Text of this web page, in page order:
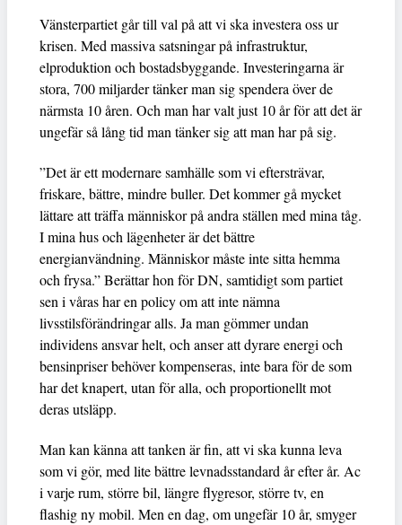
Vänsterpartiet går till val på att vi ska investera oss ur
krisen. Med massiva satsningar på infrastruktur,
elproduktion och bostadsbyggande. Investeringarna är
stora, 700 miljarder tänker man sig spendera över de
närmsta 10 åren. Och man har valt just 10 år för att det är
ungefär så lång tid man tänker sig att man har på sig.
”Det är ett modernare samhälle som vi eftersträvar,
friskare, bättre, mindre buller. Det kommer gå mycket
lättare att träffa människor på andra ställen med mina tåg.
I mina hus och lägenheter är det bättre
energianvändning. Människor måste inte sitta hemma
och frysa.” Berättar hon för DN, samtidigt som partiet
sen i våras har en policy om att inte nämna
livsstilsförändringar alls. Ja man gömmer undan
individens ansvar helt, och anser att dyrare energi och
bensinpriser behöver kompenseras, inte bara för de som
har det knapert, utan för alla, och proportionellt mot
deras utsläpp.
Man kan känna att tanken är fin, att vi ska kunna leva
som vi gör, med lite bättre levnadsstandard år efter år. Ac
i varje rum, större bil, längre flygresor, större tv, en
flashig ny mobil. Men en dag, om ungefär 10 år, smyger